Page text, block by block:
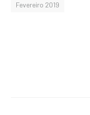
Fevereiro 2019